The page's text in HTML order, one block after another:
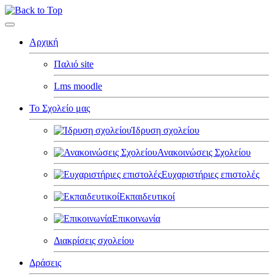
Αρχική
Παλιό site
Lms moodle
Το Σχολείο μας
Ίδρυση σχολείου
Ανακοινώσεις Σχολείου
Ευχαριστήριες επιστολές
Εκπαιδευτικοί
Επικοινωνία
Διακρίσεις σχολείου
Δράσεις